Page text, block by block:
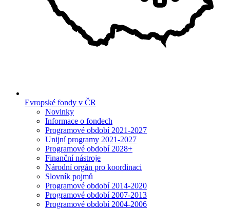
Evropské fondy v ČR
Novinky
Informace o fondech
Programové období 2021-2027
Unijní programy 2021-2027
Programové období 2028+
Finanční nástroje
Národní orgán pro koordinaci
Slovník pojmů
Programové období 2014-2020
Programové období 2007-2013
Programové období 2004-2006